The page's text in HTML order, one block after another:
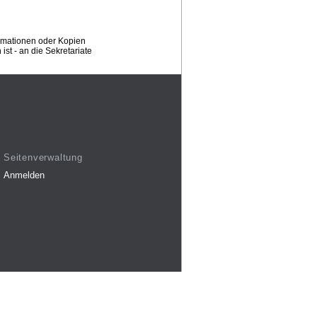
oder Kopien
- an die Sekretariate
Seitenverwaltung
Anmelden